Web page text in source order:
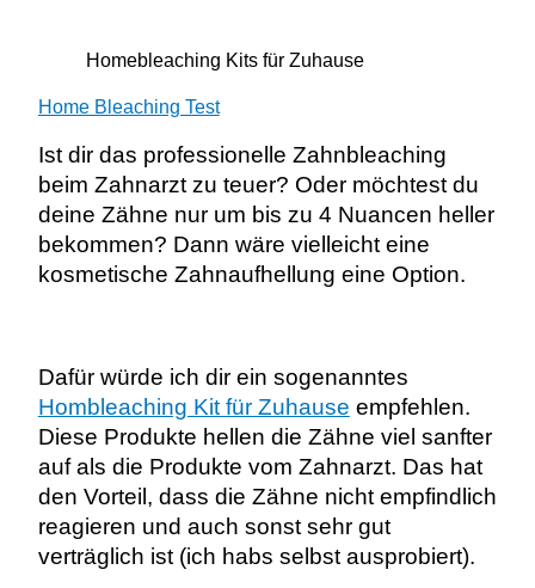
Homebleaching Kits für Zuhause
Home Bleaching Test
Ist dir das professionelle Zahnbleaching
beim Zahnarzt zu teuer? Oder möchtest du
deine Zähne nur um bis zu 4 Nuancen heller
bekommen? Dann wäre vielleicht eine
kosmetische Zahnaufhellung eine Option.
Dafür würde ich dir ein sogenanntes
Hombleaching Kit für Zuhause empfehlen.
Diese Produkte hellen die Zähne viel sanfter
auf als die Produkte vom Zahnarzt. Das hat
den Vorteil, dass die Zähne nicht empfindlich
reagieren und auch sonst sehr gut
verträglich ist (ich habs selbst ausprobiert).